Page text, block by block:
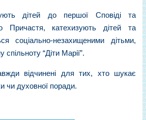
дітей до першої Сповіді та
Причастя, катехизують дітей та
соціально-незахищеними дітьми,
“Діти Марії”.
відчинені для тих, хто шукає
чи духовної поради.